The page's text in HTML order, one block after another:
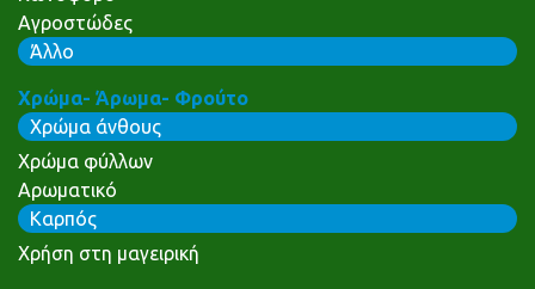
Αγροστώδες
Άλλο
Χρώμα- Άρωμα- Φρούτο
Χρώμα άνθους
Χρώμα φύλλων
Αρωματικό
Καρπός
Χρήση στη μαγειρική